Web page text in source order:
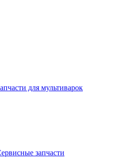
для мультиварок
запчасти